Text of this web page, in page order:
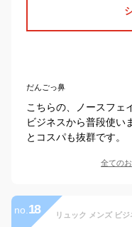
だんごっ鼻
こちらの、ノースフェ
ビジネスから普段使い
とコスパも抜群です。
全ての
no. 18